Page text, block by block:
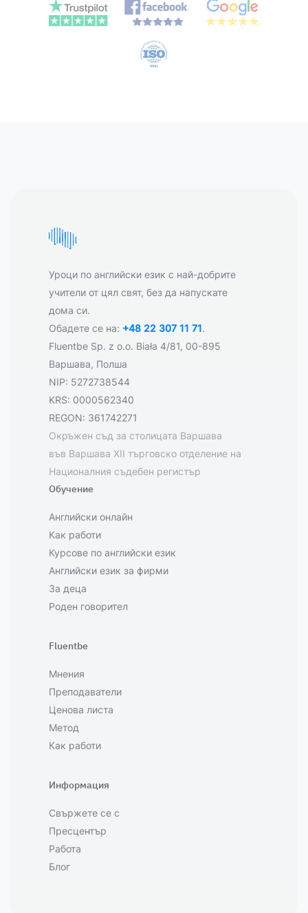
Уроци по английски език с най-добрите
учители от цял свят, без да напускате
дома си.
Обадете се на: +48 22 307 11 71.
Fluentbe Sp. z o.o. Biała 4/81, 00-895
Варшава, Полша
NIP: 5272738544
KRS: 0000562340
REGON: 361742271
Окръжен съд за столицата Варшава
във Варшава XII търговско отделение на
Националния съдебен регистър
Обучение
Английски онлайн
Как работи
Курсове по английски език
Английски език за фирми
За деца
Роден говорител
Fluentbe
Мнения
Преподаватели
Ценова листа
Метод
Как работи
Информация
Свържете се с
Пресцентър
Работа
Блог